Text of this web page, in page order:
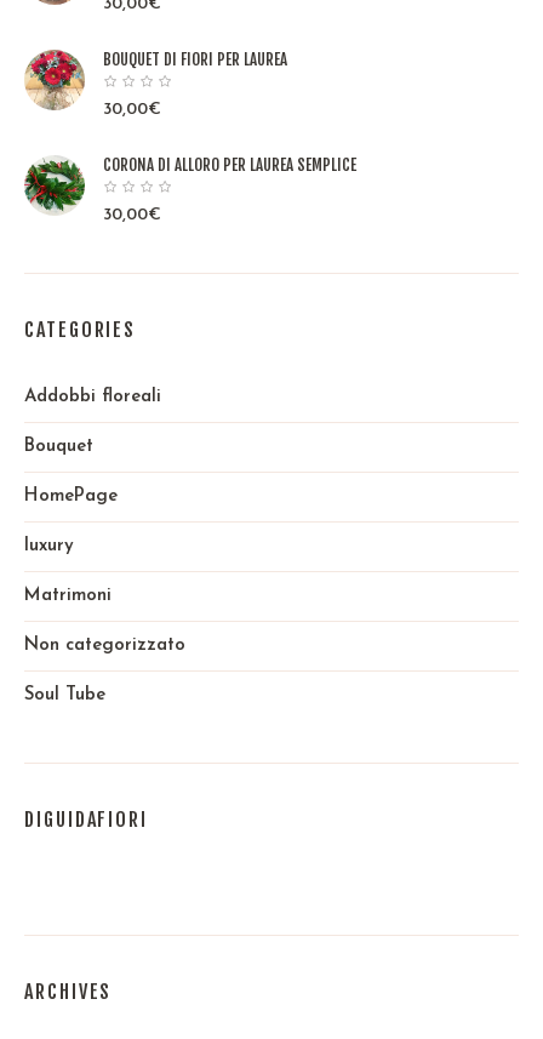
30,00€
BOUQUET DI FIORI PER LAUREA
30,00€
CORONA DI ALLORO PER LAUREA SEMPLICE
30,00€
CATEGORIES
Addobbi floreali
Bouquet
HomePage
luxury
Matrimoni
Non categorizzato
Soul Tube
DIGUIDAFIORI
ARCHIVES